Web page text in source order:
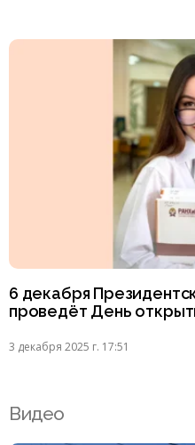
6 декабря
проведёт День
3 декабря 2025 г. 17:51
Видео